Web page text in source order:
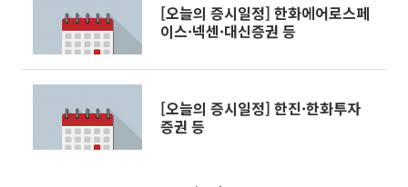
[오늘의 증시일정] 한화에어로스페
이스·넥센·대신증권 등
[오늘의 증시일정] 한진·한화투자
증권 등